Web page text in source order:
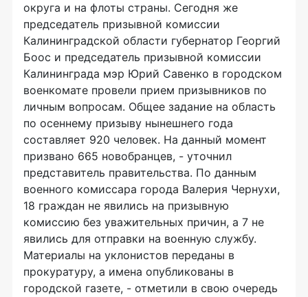
округа и на флоты страны. Сегодня же
председатель призывной комиссии
Калининградской области губернатор Георгий
Боос и председатель призывной комиссии
Калининграда мэр Юрий Савенко в городском
военкомате провели прием призывников по
личным вопросам. Общее задание на область
по осеннему призыву нынешнего года
составляет 920 человек. На данный момент
призвано 665 новобранцев, - уточнил
представитель правительства. По данным
военного комиссара города Валерия Чернухи,
18 граждан не явились на призывную
комиссию без уважительных причин, а 7 не
явились для отправки на военную службу.
Материалы на уклонистов переданы в
прокуратуру, а имена опубликованы в
городской газете, - отметили в свою очередь